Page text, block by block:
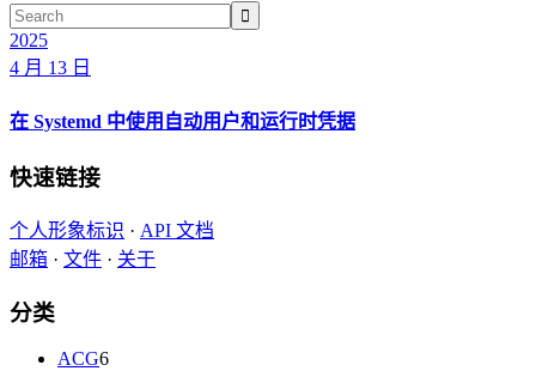

2025
4 月 13 日
在 Systemd 中使用自动用户和运行时凭据
快速链接
个人形象标识 · API 文档
邮箱 · 文件 · 关于
分类
ACG6